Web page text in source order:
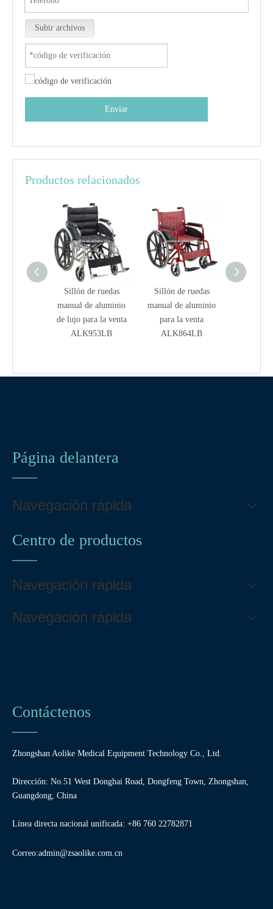
Subir archivos
Enviar
Productos relacionados
Sillón de ruedas
manual de aluminio
de lujo para la venta
ALK953LB
Sillón de ruedas
manual de aluminio
para la venta
ALK864LB
Página delantera
Navegación rápida
Centro de productos
Navegación rápida
Navegación rápida
Contáctenos
Zhongshan Aolike Medical Equipment Technology Co., Ltd.
Dirección: No.51 West Donghai Road, Dongfeng Town, Zhongshan,
Guangdong, China
Línea directa nacional unificada: +86 760 22782871
Correo:admin@zsaolike.com.cn